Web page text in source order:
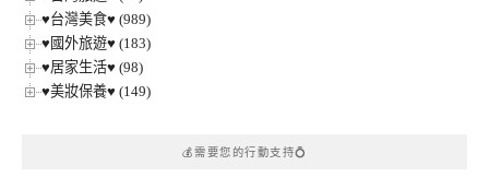
♥台灣美食♥ (989)
♥國外旅遊♥ (183)
♥居家生活♥ (98)
♥美妝保養♥ (149)
💰需要您的行動支持💍